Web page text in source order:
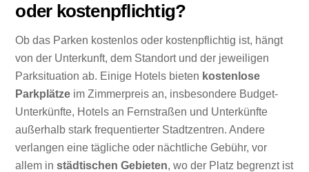
oder kostenpflichtig?
Ob das Parken kostenlos oder kostenpflichtig ist, hängt
von der Unterkunft, dem Standort und der jeweiligen
Parksituation ab. Einige Hotels bieten kostenlose
Parkplätze im Zimmerpreis an, insbesondere Budget-
Unterkünfte, Hotels an Fernstraßen und Unterkünfte
außerhalb stark frequentierter Stadtzentren. Andere
verlangen eine tägliche oder nächtliche Gebühr, vor
allem instädtischen Gebieten, wo der Platz begrenzt ist